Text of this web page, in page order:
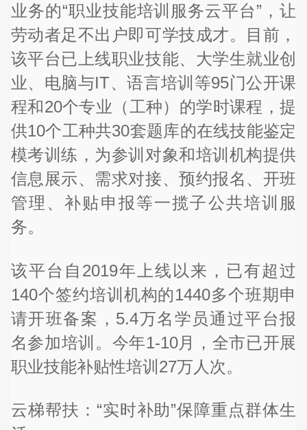
业务的“职业技能培训服务云平台”，让
劳动者足不出户即可学技成才。目前，
该平台已上线职业技能、大学生就业创
业、电脑与IT、语言培训等95门公开课
程和20个专业（工种）的学时课程，提
供10个工种共30套题库的在线技能鉴定
模考训练，为参训对象和培训机构提供
信息展示、需求对接、预约报名、开班
管理、补贴申报等一揽子公共培训服
务。
该平台自2019年上线以来，已有超过
140个签约培训机构的1440多个班期申
请开班备案，5.4万名学员通过平台报
名参加培训。今年1-10月，全市已开展
职业技能补贴性培训27万人次。
云梯帮扶：“实时补助”保障重点群体生